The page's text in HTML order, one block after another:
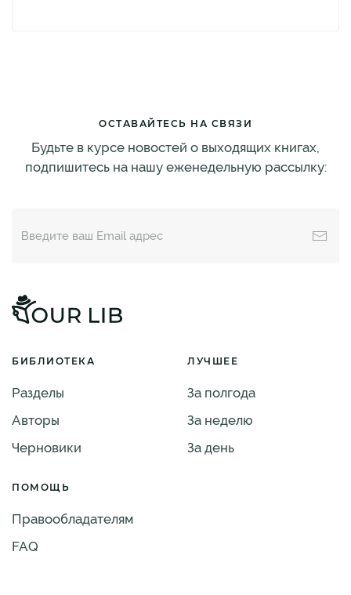
ОСТАВАЙТЕСЬ НА СВЯЗИ
Будьте в курсе новостей о выходящих книгах,
подпишитесь на нашу еженедельную рассылку:
БИБЛИОТЕКА
Разделы
Авторы
Черновики
ЛУЧШЕЕ
За полгода
За неделю
За день
ПОМОЩЬ
Правообладателям
FAQ